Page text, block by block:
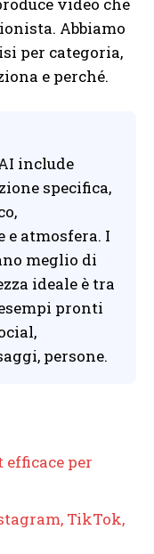
Abbiamo
per categoria,
e perché.
include
specifica,
e atmosfera. I
meglio di
ideale è tra
pronti
persone.
per
TikTok,